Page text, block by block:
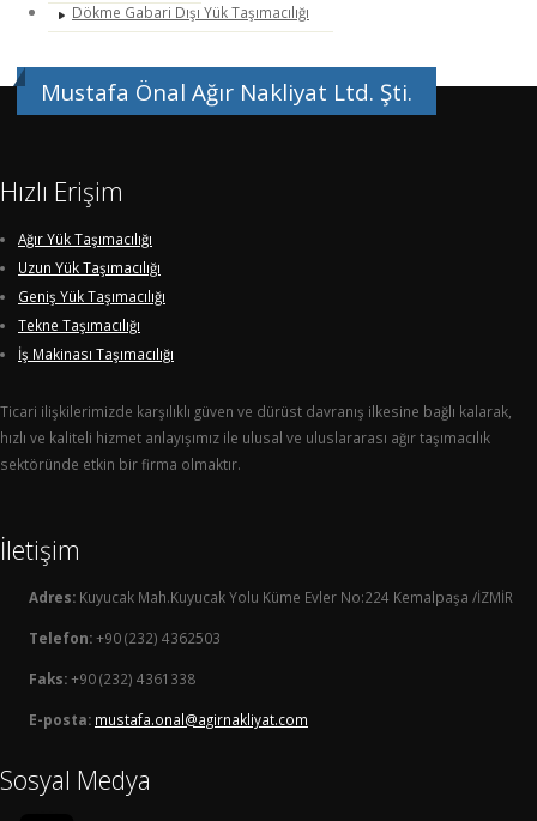
Dökme Gabari Dışı Yük Taşımacılığı
Mustafa Önal Ağır Nakliyat Ltd. Şti.
Hızlı Erişim
Ağır Yük Taşımacılığı
Uzun Yük Taşımacılığı
Geniş Yük Taşımacılığı
Tekne Taşımacılığı
İş Makinası Taşımacılığı
Ticari ilişkilerimizde karşılıklı güven ve dürüst davranış ilkesine bağlı kalarak,
hızlı ve kaliteli hizmet anlayışımız ile ulusal ve uluslararası ağır taşımacılık
sektöründe etkin bir firma olmaktır.
İletişim
Adres: Kuyucak Mah.Kuyucak Yolu Küme Evler No:224 Kemalpaşa /İZMİR
Telefon:+90 (232) 4362503
Faks:+90 (232) 4361338
E-posta: mustafa.onal@agirnakliyat.com
Sosyal Medya